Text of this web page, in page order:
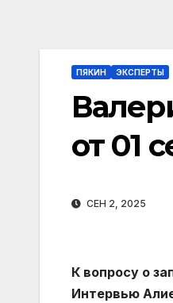
ПЯКИН ЭКСПЕРТЫ
от 01
СЕН 2, 2025
К вопросу о
Интервью